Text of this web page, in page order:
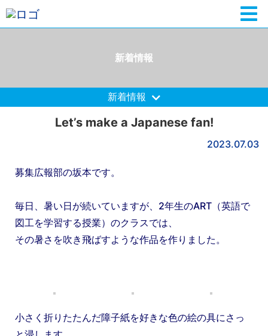
新着情報
新着情報
Let’s make a Japanese fan!
2023.07.03
募集広報部の坂本です。
毎日、暑い日が続いていますが、2年生のART（英語で
図工を学習する授業）のクラスでは、
その暑さを吹き飛ばすような作品を作りました。
小さく折りたたんだ障子紙を好きな色の絵の具にさっ